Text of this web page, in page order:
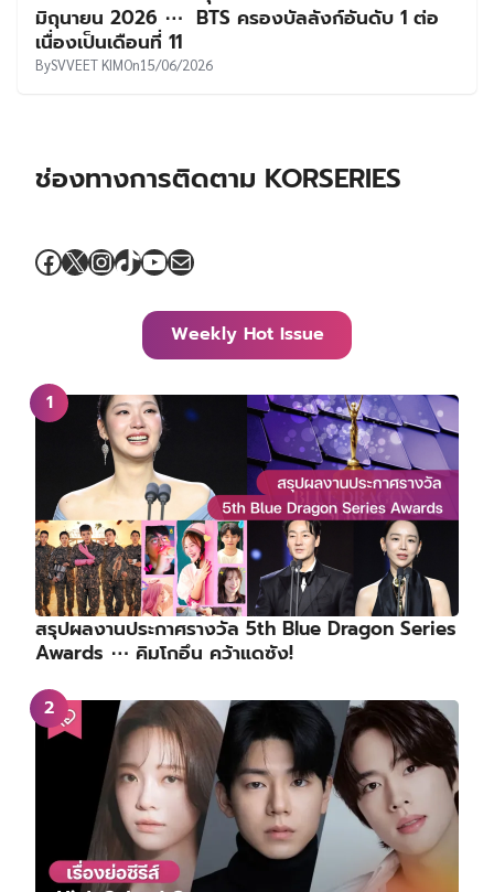
มิถุนายน 2026 ⋯ BTS ครองบัลลังก์อันดับ 1 ต่อ
เนื่องเป็นเดือนที่ 11
BySVVEET KIMOn15/06/2026
ช่องทางการติดตาม KORSERIES
Facebook
X Instagram
TikTok
YouTube
Mail
Weekly Hot Issue
สรุปผลงานประกาศรางวัล 5th Blue Dragon Series
Awards ⋯ คิมโกอึน คว้าแดซัง!